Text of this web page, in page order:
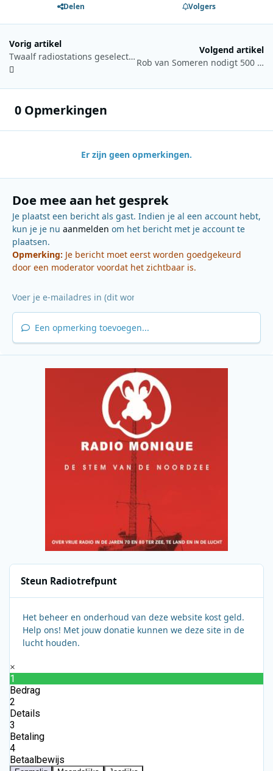
Delen Volgers
Vorig artikel
Twaalf radiostations geselecteerd voor eerste landelijke DAB+-netwerk in Luxemburg
Volgend artikel
Rob van Someren nodigt 500 luisteraars uit voor Somertijd Barbecue
0 Opmerkingen
Er zijn geen opmerkingen.
Doe mee aan het gesprek
Je plaatst een bericht als gast. Indien je al een account hebt,
kun je je nu aanmelden om het bericht met je account te
plaatsen.
Opmerking: Je bericht moet eerst worden goedgekeurd
door een moderator voordat het zichtbaar is.
Een opmerking toevoegen...
Steun Radiotrefpunt
Het beheer en onderhoud van deze website kost geld.
Help ons! Met jouw donatie kunnen we deze site in de
lucht houden.